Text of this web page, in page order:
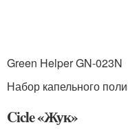
Green Helper GN-023N
Набор капельного
Cicle «Жук»